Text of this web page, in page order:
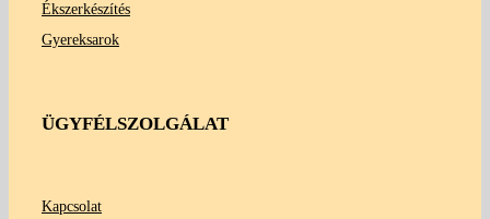
Ékszerkészítés
Gyereksarok
ÜGYFÉLSZOLGÁLAT
Kapcsolat